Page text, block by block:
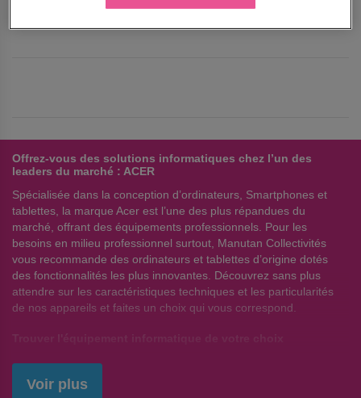
Offrez-vous des solutions informatiques chez l’un des
leaders du marché : ACER
Spécialisée dans la conception d’ordinateurs, Smartphones et
tablettes, la marque Acer est l’une des plus répandues du
marché, offrant des équipements professionnels. Pour les
besoins en milieu professionnel surtout, Manutan Collectivités
vous recommande des ordinateurs et tablettes d’origine dotés
des fonctionnalités les plus innovantes. Découvrez sans plus
attendre sur les caractéristiques techniques et les particularités
de nos appareils et faites un choix qui vous correspond.
Trouver l'équipement informatique de votre choix
Considérée comme l’une des meilleures marques d’ordinateur,
Acerpropose du matériel informatique adapté aux TPE, PME et
aux professionnels exerçant à domicile. Elle surfe sur des
Voir plus